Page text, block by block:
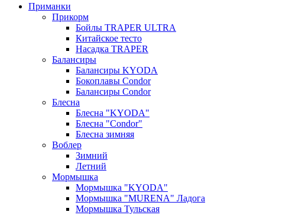
Приманки
Прикорм
Бойлы TRAPER ULTRA
Китайское тесто
Насадка TRAPER
Балансиры
Балансиры KYODA
Бокоплавы Condor
Балансиры Condor
Блесна
Блесна "KYODA"
Блесна "Condor"
Блесна зимняя
Воблер
Зимний
Летний
Мормышка
Мормышка "KYODA"
Мормышка "MURENA" Ладога
Мормышка Тульская